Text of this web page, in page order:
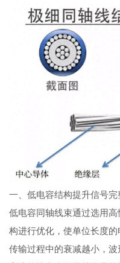
一、低电容结构提升信号
低电容同轴线束通过选用
构进行优化，使单位长度
传输过程中的衰减越小，